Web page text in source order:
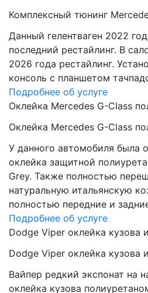
Комплексный тюнинг
Данный гелентваген 2022
последний рестайлинг. В
2026 года рестайлинг.
консоль с планшетом
Подробнее об услуге
Оклейка Mercedes G-Class
Оклейка Mercedes G-Class
У данного автомобиля была
оклейка защитной
Grey. Также полностью
натуральную итальянскую
полностью передние и
Подробнее об услуге
Dodge Viper оклейка кузова
Dodge Viper оклейка кузова
Вайпер редкий экспонат на
оклейка кузова